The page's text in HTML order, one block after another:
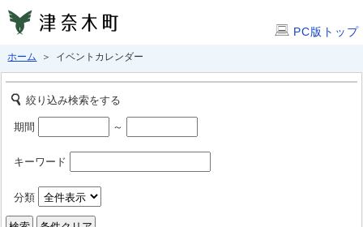
PC版トップ
ホーム ＞ イベントカレンダー
絞り込み検索をする
期間 ～
キーワード
分類